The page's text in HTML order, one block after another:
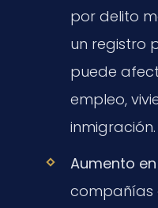
por delito
un registro
puede
empleo,
inmigración.
Aumento
compañías